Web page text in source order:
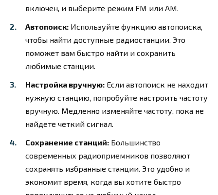
включен, и выберите режим FM или AM.
Автопоиск: Используйте функцию автопоиска,
чтобы найти доступные радиостанции. Это
поможет вам быстро найти и сохранить
любимые станции.
Настройка вручную: Если автопоиск не находит
нужную станцию, попробуйте настроить частоту
вручную. Медленно изменяйте частоту, пока не
найдете четкий сигнал.
Сохранение станций: Большинство
современных радиоприемников позволяют
сохранять избранные станции. Это удобно и
экономит время, когда вы хотите быстро